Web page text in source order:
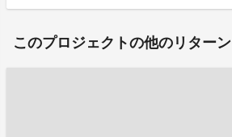
このプロジェクトの他のリターン